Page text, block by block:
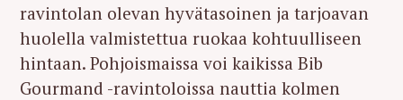
ravintolan olevan hyvätasoinen ja tarjoavan
huolella valmistettua ruokaa kohtuulliseen
hintaan. Pohjoismaissa voi kaikissa Bib
Gourmand -ravintoloissa nauttia kolmen